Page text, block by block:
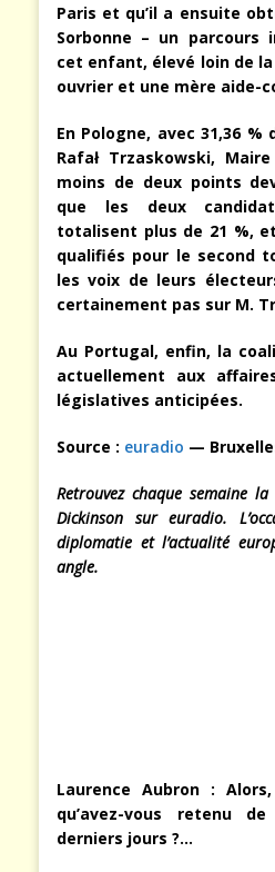
Paris et qu’il a ensuite
Sorbonne – un parcours
cet enfant, élevé loin de
ouvrier et une mère aide-
En Pologne, avec 31,36
Rafał Trzaskowski,
moins de deux points
que les deux
totalisent plus de 21 %,
qualifiés pour le second
les voix de leurs
certainement pas sur M.
Au Portugal, enfin, la
actuellement aux
législatives anticipées.
Source : euradio —
Retrouvez chaque semaine
Dickinson sur euradio.
diplomatie et l’actualité
angle.
Laurence Aubron :
qu’avez-vous retenu
derniers jours ?…